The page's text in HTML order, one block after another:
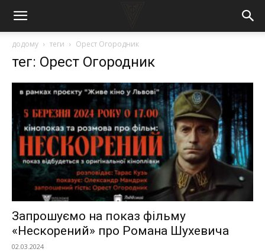
додому теги Орест Огородник
тег: Орест Огородник
Запрошуємо на показ фільму
«Нескорений» про Романа Шухевича
02.03.2024